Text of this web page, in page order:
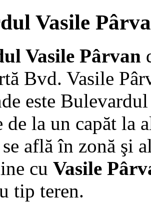
Vasile
Vasile Pârvan
Bvd. Vasile
este
de la un capăt la
află în zonă şi
cu Vasile
tip teren.